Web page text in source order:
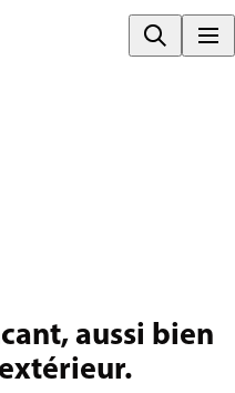
aussi bien